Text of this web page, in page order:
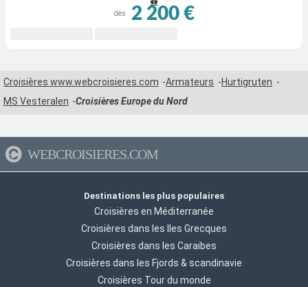
sortland > Stokmarknes > Svolvaer > Stamsund > Mehamn > Kjollefjord >
Honningsvag > Havoysund > Hammerfest > Oksfjord > Skjervoy >
> Rorvik > Sandnessjoen > Trondheim > Nesna (passagem circulo polar)
> Ornes > Bodo > Stamsund > Svolvaer > Stokmarknes > sortland >
Berlevag > Batsfjord > Vardo > Vadso > Kirkenes > Vardo > Batsfjord >
Berlevag > Mehamn > Kjollefjord > Honningsvag > Havoysund >
Hammerfest > Oksfjord > Skjervoy > Tromso > Finnsnes > Harstad >
Ornes > Nesna (passagem circulo polar) > Sandnessjoen > Bronnoysund
dès 2 200 €
Croisières www.webcroisieres.com Armateurs
Hurtigruten
MS Vesteralen
Croisières Europe du Nord
WEBCROISIERES.COM
Destinations les plus populaires
Croisières en Méditerranée
Croisières dans les Iles Grecques
Croisières dans les Caraibes
Croisières dans les Fjords & scandinavie
Croisières Tour du monde